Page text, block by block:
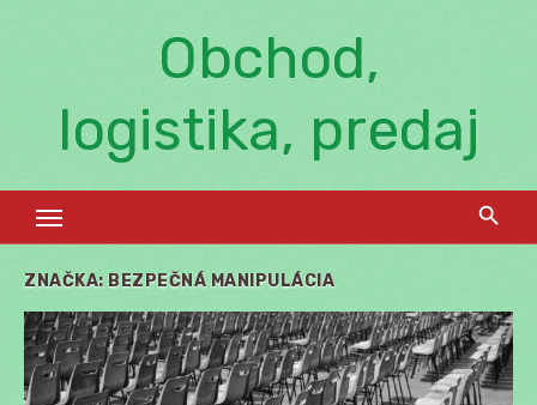
Obchod,
logistika, predaj
ZNAČKA: BEZPEČNÁ MANIPULÁCIA